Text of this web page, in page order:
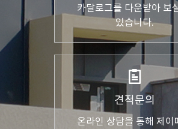
카달로그를 다운받아 보
있습니다.
견적문의
온라인 상담을 통해 제이